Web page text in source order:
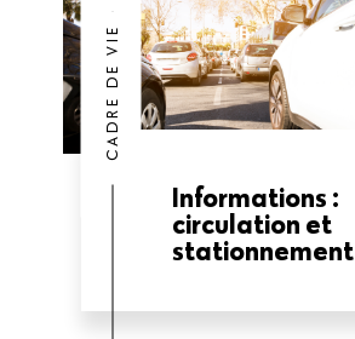
CADRE DE VIE
Informations :
circulation et
stationnement